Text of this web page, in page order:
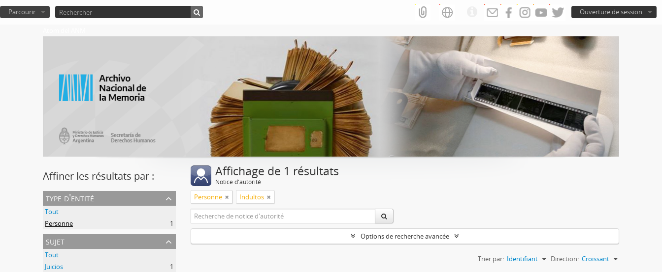
Ouverture de session
Parcourir
Affiner les résultats par :
type d'entité
Tout
Personne
1
sujet
Tout
Juicios
1
Affichage de 1 résultats
Notice d'autorité
Personne Indultos
Options de recherche avancée
Trier par: Identifiant Direction: Croissant